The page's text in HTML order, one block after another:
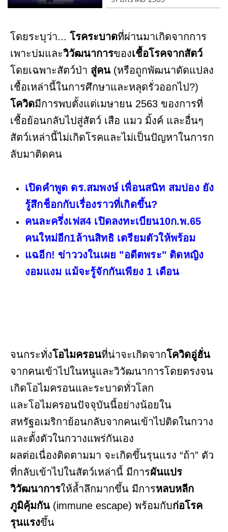
โดยระบุว่า... โรคระบาดที่ผ่านมาเกิดจากการ
เพาะบ่มและวิวัฒนาการของเชื้อโรคจากสัตว์
โดยเฉพาะสัตว์ป่า สู่คน (หรือถูกพัฒนาดัดแปลง
เชื้อเหล่านี้ในการศึกษาและหลุดรั่วออกไป?)
โควิดมีการพบตั้งแต่เมษายน 2563 ของการที่
เชื้อย้อนกลับไปสู่สัตว์ เสือ แมว มิ้งค์ และอื่นๆ
สัตว์เหล่านี้ไม่เกิดโรคและไม่เป็นปัญหาในการก
ลับมาติดคน
เปิดคำพูด ดร.สมพงษ์ เพื่อนสนิท สมปอง ยัง
รู้สึกช็อกกับเรื่องราวที่เกิดขึ้น?
คนละครึ่งเฟส4 เปิดลงทะเบียน10ก.พ.65
คนใหม่อีก1ล้านสิทธิ เตรียมตัวให้พร้อม
แฉอีก! ข่าววงในเผย "อดีตพระ" ติดหญิง
งอมแงม แม้จะรู้จักกันเพียง 1 เดือน
จนกระทั่งโอไมครอนที่น่าจะเกิดจากโควิดอู่ฮั่น
จากคนเข้าไปในหนูและวิวัฒนาการโดยตรงจน
เกิดโอไมครอนและระบาดทั่วโลก
และโอไมครอนปัจจุบันนี้อย่างน้อยใน
สหรัฐอเมริกาย้อนกลับจากคนเข้าไปติดในกวาง
และตั้งตัวในกวางแพร่กันเอง
ผลต่อเนื่องติดตามมา จะเกิดขึ้นรุนแรง “ถ้า” ตัว
ที่กลับเข้าไปในสัตว์เหล่านี้ มีการผันแปร
วิวัฒนาการให้ล้ำลึกมากขึ้น มีการหลบหลีก
ภูมิคุ้มกัน (immune escape) พร้อมกับก่อโรค
รุนแรงขึ้น